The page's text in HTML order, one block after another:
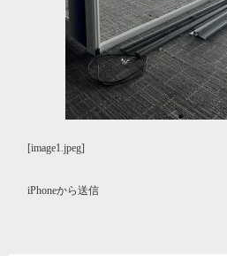
[image1.jpeg]
iPhoneから送信